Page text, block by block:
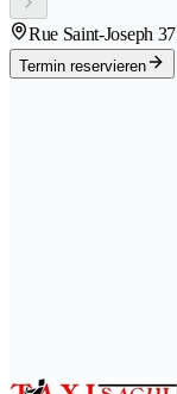
Rue Saint-Joseph 37
Termin reservieren